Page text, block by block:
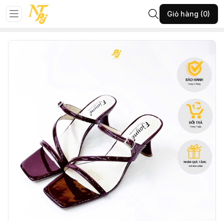
Giỏ hàng (0)
Trang chủ
216-THGA-ĐỎ-39-(10111GUOC210T725)